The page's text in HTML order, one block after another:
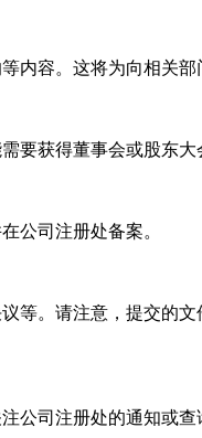
容。这将为向相关部
获得董事会或股东大
公司注册处备案。
等。请注意，提交的
公司注册处的通知或查